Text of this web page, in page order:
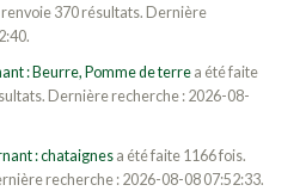
370 résultats. Dernière
: Beurre, Pomme de terrea été faite
Dernière recherche : 2026-08-
: chataignesa été faite 1166 fois.
recherche : 2026-08-08 07:52:33.